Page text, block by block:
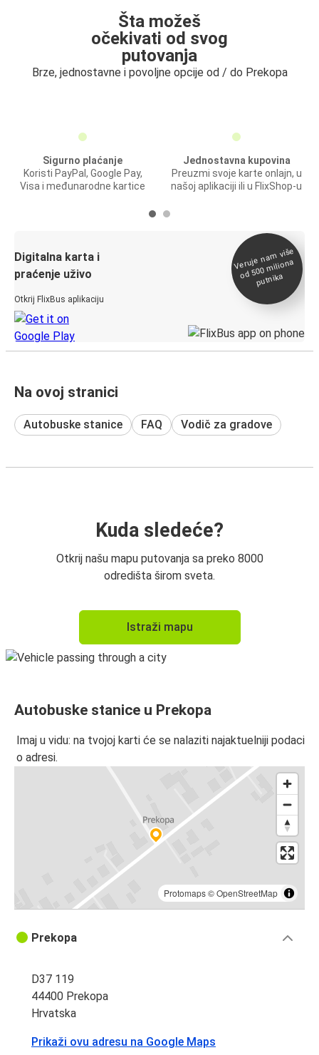
Šta možeš
očekivati od svog
putovanja
Brze, jednostavne i povoljne opcije od / do Prekopa
Sigurno plaćanje
Koristi PayPal, Google Pay,
Visa i međunarodne kartice
Jednostavna kupovina
Preuzmi svoje karte onlajn, u
našoj aplikaciji ili u FlixShop-u
Digitalna karta i
praćenje uživo
Otkrij FlixBus aplikaciju
Veruje na
m više
od 500
miliona
putnika
Na ovoj stranici
Autobuske stanice FAQ Vodič za gradove
Kuda sledeće?
Otkrij našu mapu putovanja sa preko 8000
odredišta širom sveta.
Istraži mapu
Autobuske stanice u Prekopa
Imaj u vidu: na tvojoj karti će se nalaziti najaktuelniji podaci
o adresi.
Protomaps©OpenStreetMap
Prekopa
D37 119
44400 Prekopa
Hrvatska
Prikaži ovu adresu na Google Maps